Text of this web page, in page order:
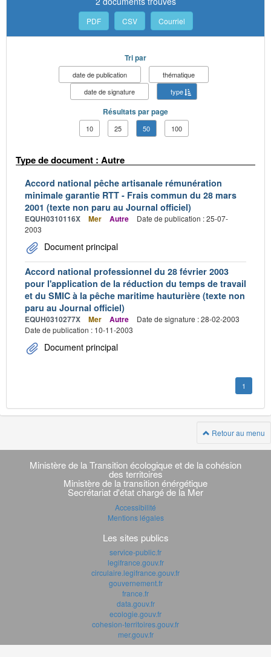
PDF CSV Courriel
Tri par
date de publication
thématique
date de signature
type
Résultats par page
10 25 50 100
Type de document : Autre
Accord national pêche artisanale rémunération
minimale garantie RTT - Frais commun du 28 mars
2001 (texte non paru au Journal officiel)
EQUH0310116X Mer Autre
Date de publication : 25-07-
2003
Document principal
Accord national professionnel du 28 février 2003
pour l'application de la réduction du temps de travail
et du SMIC à la pêche maritime hauturière (texte non
paru au Journal officiel)
EQUH0310277X Mer Autre
Date de signature : 28-02-2003
Date de publication : 10-11-2003
Document principal
1
Retour au menu
Navigation
transverse
Ministère de la Transition écologique et de la cohésion
des territoires
Ministère de la transition énérgétique
Secrétariat d'état chargé de la Mer
Accessibilité
Mentions légales
Les sites publics
service-public.fr
legifrance.gouv.fr
circulaire.legifrance.gouv.fr
gouvernement.fr
france.fr
data.gouv.fr
ecologie.gouv.fr
cohesion-territoires.gouv.fr
mer.gouv.fr